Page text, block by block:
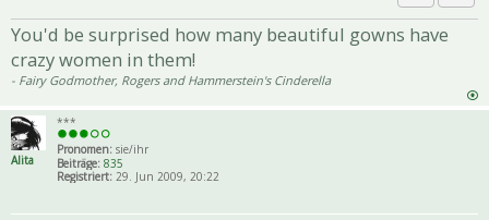
Zitat
You'd be surprised how many beautiful gowns have
crazy women in them!
- Fairy Godmother, Rogers and Hammerstein's Cinderella
Alita
***
Pronomen:sie/ihr
Beiträge: 835
Registriert:29. Jun 2009, 20:22